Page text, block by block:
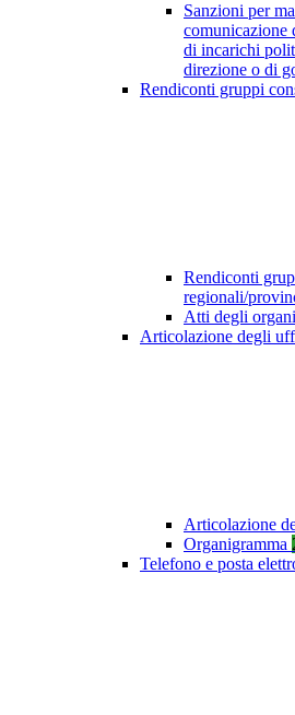
Sanzioni per
comunicazione
di incarichi
direzione o di
Rendiconti gruppi
Rendiconti
regionali/
Atti degli
Articolazione degli
Articolazione
Organigramma
Telefono e posta